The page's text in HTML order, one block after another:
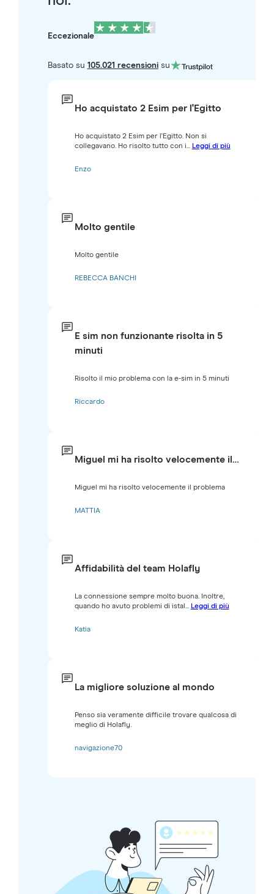
Eccezionale
Basato su 105.021 recensionisu
Ho acquistato 2 Esim per l'Egitto
Ho acquistato 2 Esim per l'Egitto. Non si
collegavano. Ho risolto tutto con i... Leggi di più
Enzo
Molto gentile
Molto gentile
REBECCA BANCHI
E sim non funzionante risolta in 5
minuti
Risolto il mio problema con la e-sim in 5 minuti
Riccardo
Miguel mi ha risolto velocemente il…
Miguel mi ha risolto velocemente il problema
MATTIA
Affidabilità del team Holafly
La connessione sempre molto buona. Inoltre,
quando ho avuto problemi di istal... Leggi di più
Katia
La migliore soluzione al mondo
Penso sia veramente difficile trovare qualcosa di
meglio di Holafly.
navigazione70